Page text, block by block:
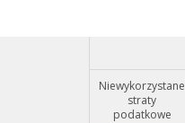
Niewykorzystane
straty
podatkowe